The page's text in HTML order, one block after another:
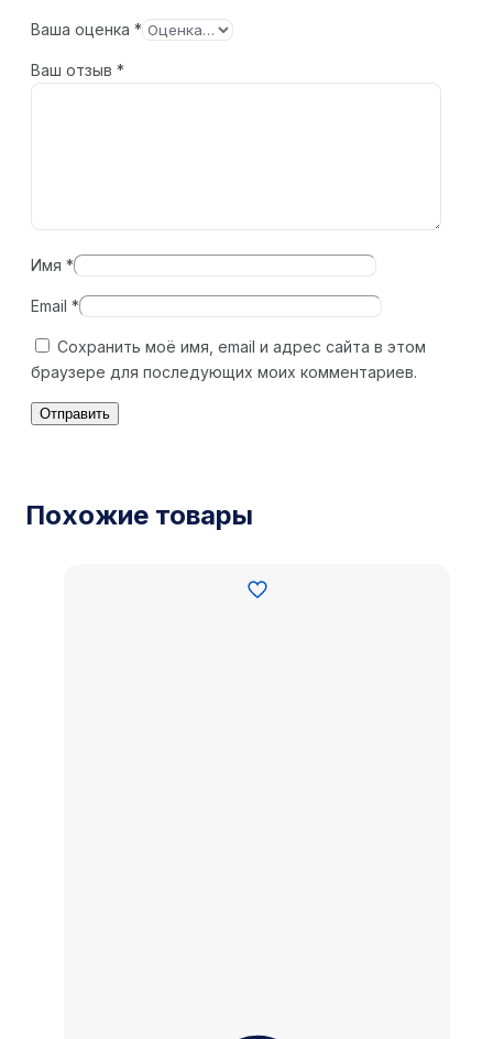
Ваша оценка *
Ваш отзыв *
Имя *
Email *
Сохранить моё имя, email и адрес сайта в этом
браузере для последующих моих комментариев.
Похожие товары